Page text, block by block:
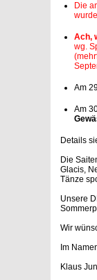
Die
Ach,
wg.
Am
Am
Details
Die
Glacis,
Tänze
Unsere
Wir
Im
Klaus